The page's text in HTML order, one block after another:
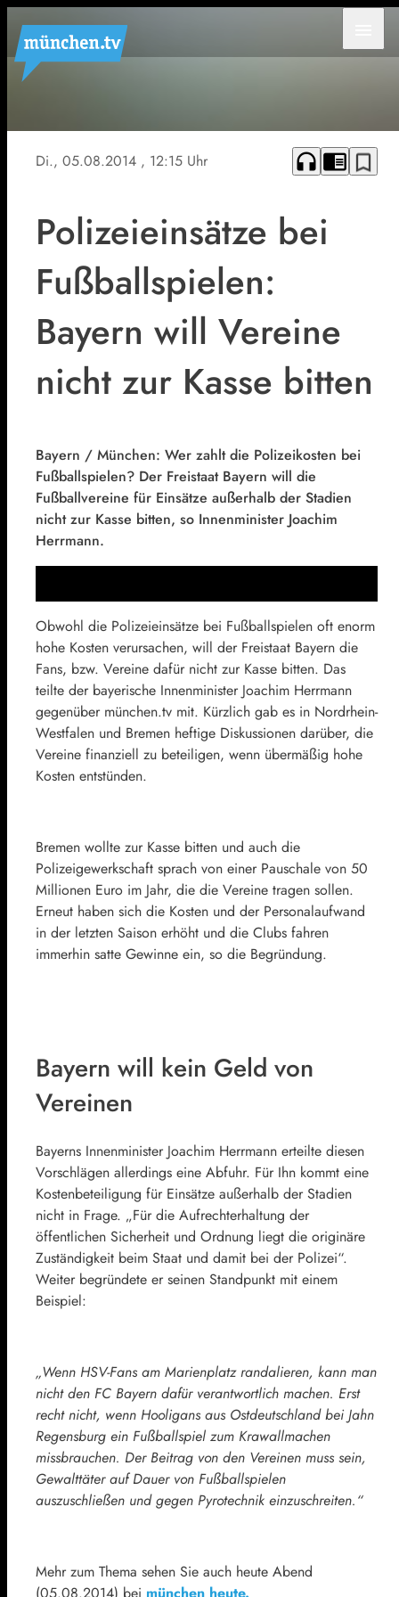
Di., 05.08.2014 , 12:15 Uhr headphones chrome_reader_mode bookmark_border
Polizeieinsätze bei
Fußballspielen:
Bayern will Vereine
nicht zur Kasse bitten
Bayern / München: Wer zahlt die Polizeikosten bei
Fußballspielen? Der Freistaat Bayern will die
Fußballvereine für Einsätze außerhalb der Stadien
nicht zur Kasse bitten, so Innenminister Joachim
Herrmann.
Obwohl die Polizeieinsätze bei Fußballspielen oft enorm
hohe Kosten verursachen, will der Freistaat Bayern die
Fans, bzw. Vereine dafür nicht zur Kasse bitten. Das
teilte der bayerische Innenminister Joachim Herrmann
gegenüber münchen.tv mit. Kürzlich gab es in Nordrhein-
Westfalen und Bremen heftige Diskussionen darüber, die
Vereine finanziell zu beteiligen, wenn übermäßig hohe
Kosten entstünden.
Bremen wollte zur Kasse bitten und auch die
Polizeigewerkschaft sprach von einer Pauschale von 50
Millionen Euro im Jahr, die die Vereine tragen sollen.
Erneut haben sich die Kosten und der Personalaufwand
in der letzten Saison erhöht und die Clubs fahren
immerhin satte Gewinne ein, so die Begründung.
Bayern will kein Geld von
Vereinen
Bayerns Innenminister Joachim Herrmann erteilte diesen
Vorschlägen allerdings eine Abfuhr. Für Ihn kommt eine
Kostenbeteiligung für Einsätze außerhalb der Stadien
nicht in Frage. „Für die Aufrechterhaltung der
öffentlichen Sicherheit und Ordnung liegt die originäre
Zuständigkeit beim Staat und damit bei der Polizei“.
Weiter begründete er seinen Standpunkt mit einem
Beispiel:
„Wenn HSV-Fans am Marienplatz randalieren, kann man
nicht den FC Bayern dafür verantwortlich machen. Erst
recht nicht, wenn Hooligans aus Ostdeutschland bei Jahn
Regensburg ein Fußballspiel zum Krawallmachen
missbrauchen. Der Beitrag von den Vereinen muss sein,
Gewalttäter auf Dauer von Fußballspielen
auszuschließen und gegen Pyrotechnik einzuschreiten.“
Mehr zum Thema sehen Sie auch heute Abend
(05.08.2014) bei münchen heute.